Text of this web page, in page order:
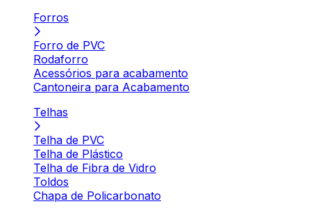
Forros
Forro de PVC
Rodaforro
Acessórios para acabamento
Cantoneira para Acabamento
Telhas
Telha de PVC
Telha de Plástico
Telha de Fibra de Vidro
Toldos
Chapa de Policarbonato